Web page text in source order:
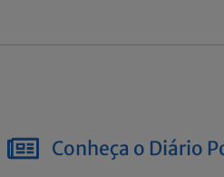
Conheça o Diário